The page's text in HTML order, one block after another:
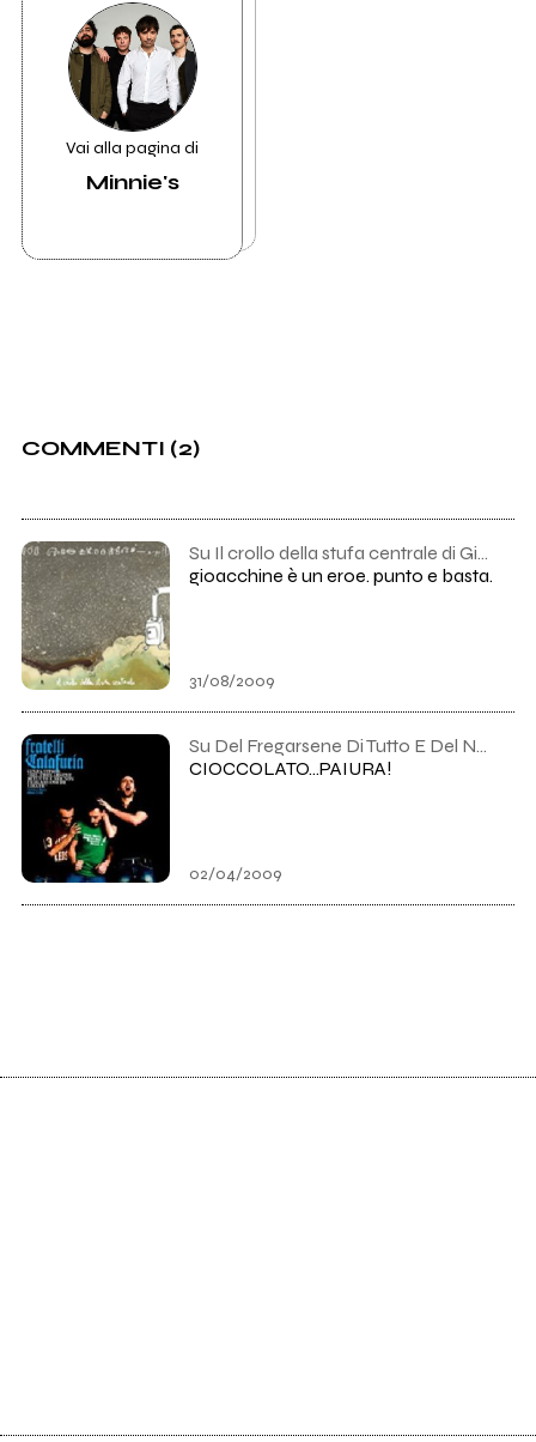
Vai alla pagina di
Minnie's
COMMENTI (2)
Su Il crollo della stufa centrale di Gioacchino Turù
gioacchine è un eroe. punto e basta.
31/08/2009
Su Del Fregarsene Di Tutto E Del Non Fregarsene Di Niente di Fratelli Calafuria
CIOCCOLATO...PAIURA!
02/04/2009